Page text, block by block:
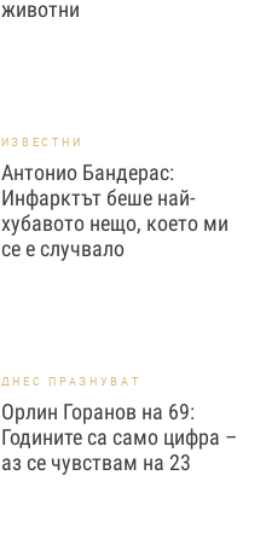
животни
ИЗВЕСТНИ
Антонио Бандерас:
Инфарктът беше най-
хубавото нещо, което ми
се е случвало
ДНЕС ПРАЗНУВАТ
Орлин Горанов на 69:
Годините са само цифра –
аз се чувствам на 23